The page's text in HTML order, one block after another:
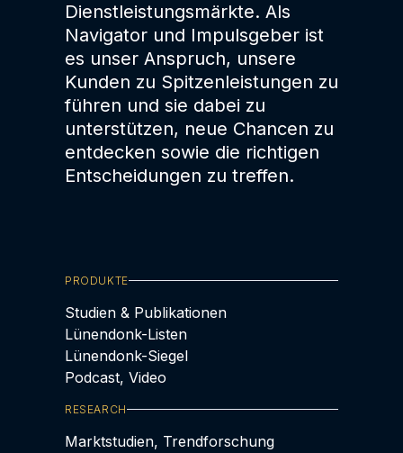
Dienstleistungsmärkte. Als
Navigator und Impulsgeber ist
es unser Anspruch, unsere
Kunden zu Spitzenleistungen zu
führen und sie dabei zu
unterstützen, neue Chancen zu
entdecken sowie die richtigen
Entscheidungen zu treffen.
PRODUKTE
Studien & Publikationen
Lünendonk-Listen
Lünendonk-Siegel
Podcast, Video
RESEARCH
Marktstudien, Trendforschung